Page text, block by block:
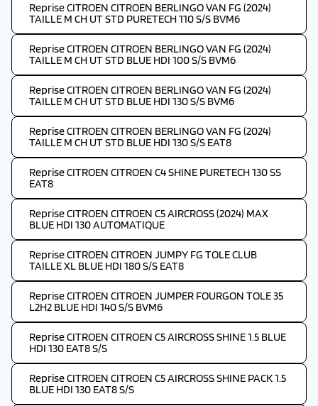
Reprise CITROEN CITROEN BERLINGO VAN FG (2024)
TAILLE M CH UT STD PURETECH 110 S/S BVM6
Reprise CITROEN CITROEN BERLINGO VAN FG (2024)
TAILLE M CH UT STD BLUE HDI 100 S/S BVM6
Reprise CITROEN CITROEN BERLINGO VAN FG (2024)
TAILLE M CH UT STD BLUE HDI 130 S/S BVM6
Reprise CITROEN CITROEN BERLINGO VAN FG (2024)
TAILLE M CH UT STD BLUE HDI 130 S/S EAT8
Reprise CITROEN CITROEN C4 SHINE PURETECH 130 SS
EAT8
Reprise CITROEN CITROEN C5 AIRCROSS (2024) MAX
BLUE HDI 130 AUTOMATIQUE
Reprise CITROEN CITROEN JUMPY FG TOLE CLUB
TAILLE XL BLUE HDI 180 S/S EAT8
Reprise CITROEN CITROEN JUMPER FOURGON TOLE 35
L2H2 BLUE HDI 140 S/S BVM6
Reprise CITROEN CITROEN C5 AIRCROSS SHINE 1.5 BLUE
HDI 130 EAT8 S/S
Reprise CITROEN CITROEN C5 AIRCROSS SHINE PACK 1.5
BLUE HDI 130 EAT8 S/S